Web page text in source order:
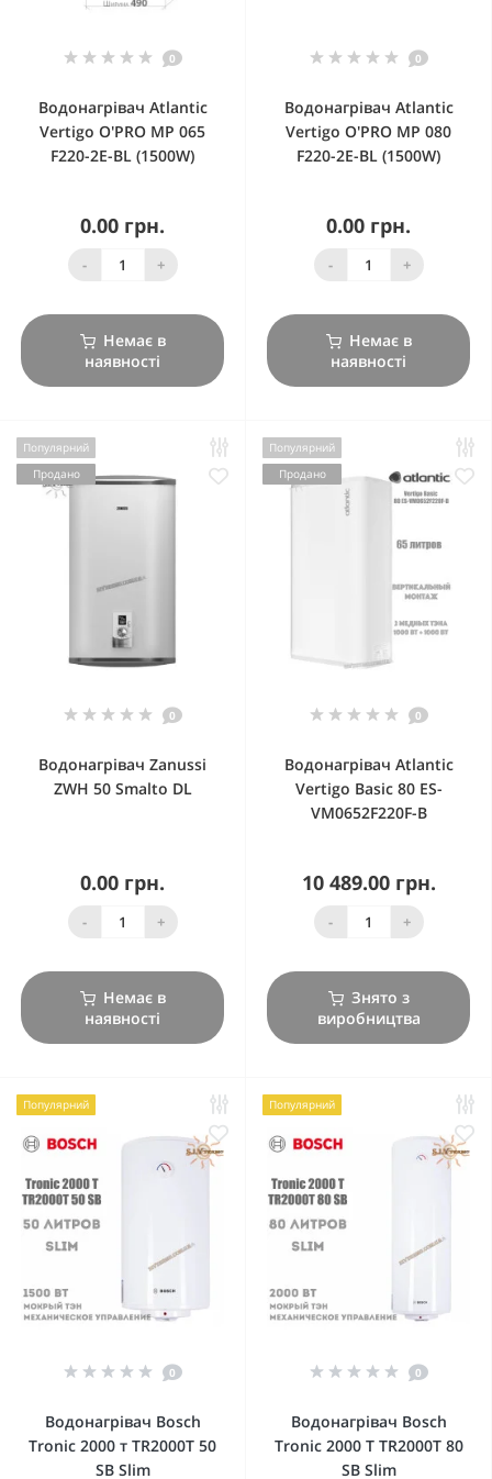
0
Водонагрівач Atlantic
Vertigo O'PRO MP 065
F220-2E-BL (1500W)
0.00 грн.
- +
Немає в
наявності
0
Водонагрівач Atlantic
Vertigo O'PRO MP 080
F220-2E-BL (1500W)
0.00 грн.
- +
Немає в
наявності
Популярний
Продано
0
Водонагрівач Zanussi
ZWH 50 Smalto DL
0.00 грн.
- +
Немає в
наявності
Популярний
Продано
0
Водонагрівач Atlantic
Vertigo Basic 80 ES-
VM0652F220F-B
10 489.00 грн.
- +
Знято з
виробництва
Популярний
0
Водонагрівач Bosch
Tronic 2000 т TR2000T 50
SB Slim
Популярний
0
Водонагрівач Bosch
Tronic 2000 T TR2000T 80
SB Slim